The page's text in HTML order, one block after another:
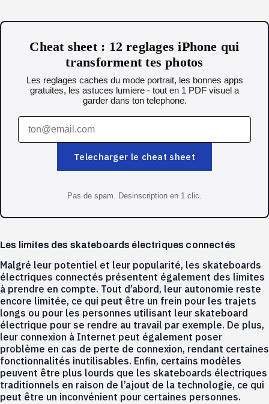
Cheat sheet : 12 reglages iPhone qui
transforment tes photos
Les reglages caches du mode portrait, les bonnes apps
gratuites, les astuces lumiere - tout en 1 PDF visuel a
garder dans ton telephone.
Telecharger le cheat sheet
Pas de spam. Desinscription en 1 clic.
Les limites des skateboards électriques connectés
Malgré leur potentiel et leur popularité, les skateboards
électriques connectés présentent également des limites
à prendre en compte. Tout d’abord, leur autonomie reste
encore limitée, ce qui peut être un frein pour les trajets
longs ou pour les personnes utilisant leur skateboard
électrique pour se rendre au travail par exemple. De plus,
leur connexion à Internet peut également poser
problème en cas de perte de connexion, rendant certaines
fonctionnalités inutilisables. Enfin, certains modèles
peuvent être plus lourds que les skateboards électriques
traditionnels en raison de l’ajout de la technologie, ce qui
peut être un inconvénient pour certaines personnes.